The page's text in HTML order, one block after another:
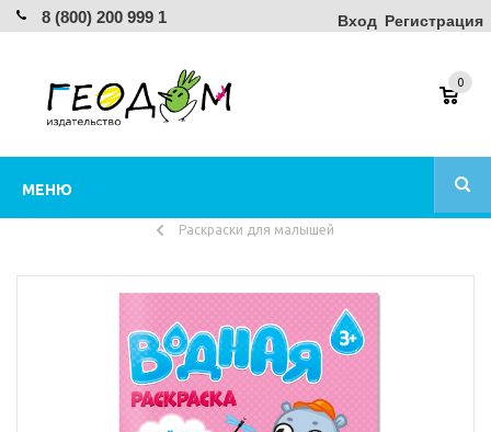
8 (800) 200 999 1 Вход Регистрация
МЕНЮ
0
Раскраски для малышей